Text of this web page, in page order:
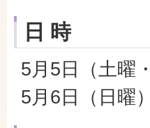
日 時
5月5日（土曜
5月6日（日曜